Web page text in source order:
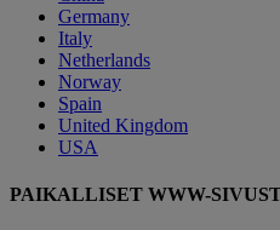
Germany
Italy
Netherlands
Norway
Spain
United Kingdom
USA
PAIKALLISET WWW-